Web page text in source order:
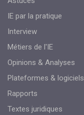
IE par la pratique
Interview
Métiers de l'IE
Opinions & Analyses
Plateformes & logiciels
Rapports
Textes juridiques